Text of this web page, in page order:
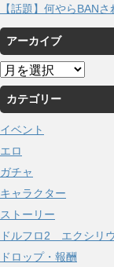
【話題】何やらBAN
アーカイブ
ア
ー
カ
イ
ブ
カテゴリー
イベント
エロ
ガチャ
キャラクター
ストーリー
ドルフロ2 エクシリ
ドロップ・報酬